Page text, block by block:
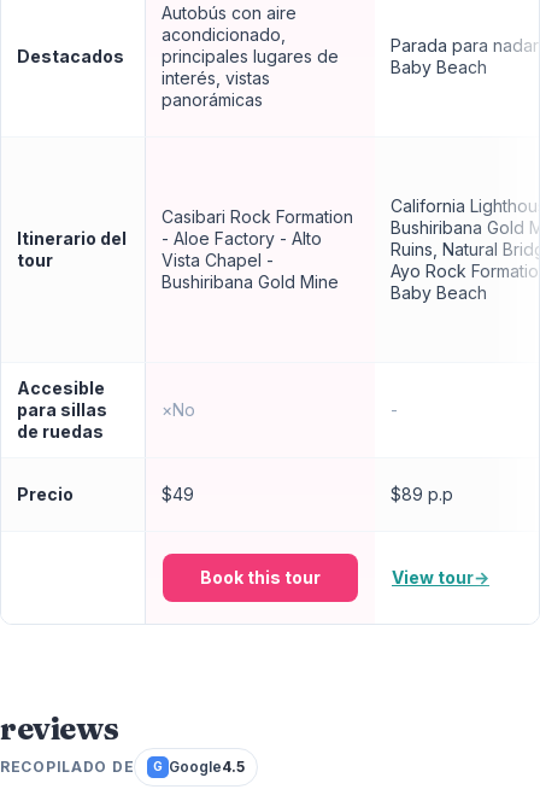
Destacados
Autobús con aire
acondicionado,
principales lugares de
interés, vistas
panorámicas
Parada para
Baby Beach
Itinerario del
tour
Casibari Rock Formation
- Aloe Factory - Alto
Vista Chapel -
Bushiribana Gold Mine
California
Bushiribana Gold
Ruins, Natural
Ayo Rock
Baby Beach
Accesible
para sillas
de ruedas
×No -
Precio $49 $89 p.p
Book this tour View tour→
reviews
RECOPILADO DE G Google4.5